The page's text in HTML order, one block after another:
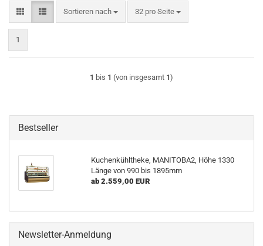
Sortieren nach
Sortieren nach 32 pro Seite
pro Seite
1
1 bis 1 (von insgesamt 1)
Bestseller
Kuchenkühltheke, MANITOBA2, Höhe 1330
Länge von 990 bis 1895mm
ab 2.559,00 EUR
Newsletter-Anmeldung